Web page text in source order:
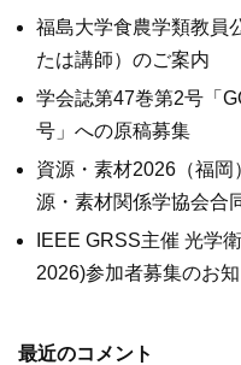
福島大学食農学類教員
たは講師）のご案内
学会誌第47巻第2号「
号」への原稿募集
資源・素材2026（福
源・素材関係学協会合
IEEE GRSS主催 光学
2026)参加者募集のお
最近のコメント